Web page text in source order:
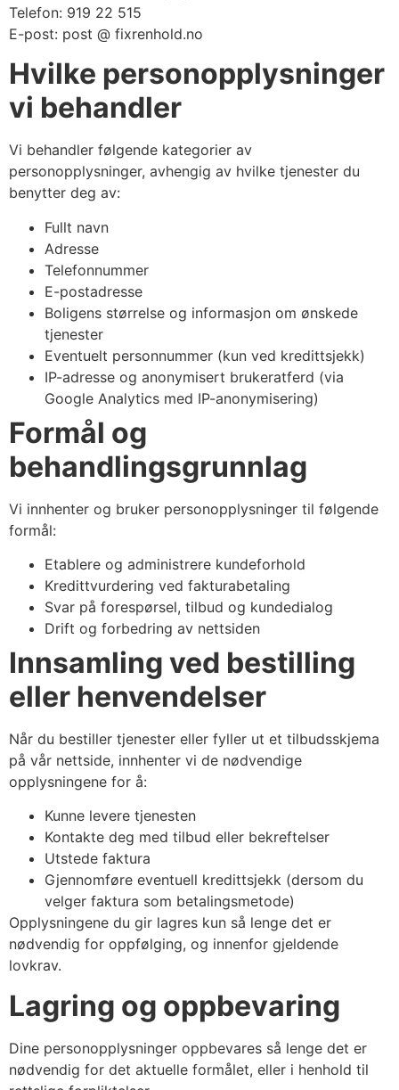
Telefon: 919 22 515
E-post: post @ fixrenhold.no
Hvilke personopplysninger
vi behandler
Vi behandler følgende kategorier av
personopplysninger, avhengig av hvilke tjenester du
benytter deg av:
Fullt navn
Adresse
Telefonnummer
E-postadresse
Boligens størrelse og informasjon om ønskede
tjenester
Eventuelt personnummer (kun ved kredittsjekk)
IP-adresse og anonymisert brukeratferd (via
Google Analytics med IP-anonymisering)
Formål og
behandlingsgrunnlag
Vi innhenter og bruker personopplysninger til følgende
formål:
Etablere og administrere kundeforhold
Kredittvurdering ved fakturabetaling
Svar på forespørsel, tilbud og kundedialog
Drift og forbedring av nettsiden
Innsamling ved bestilling
eller henvendelser
Når du bestiller tjenester eller fyller ut et tilbudsskjema
på vår nettside, innhenter vi de nødvendige
opplysningene for å:
Kunne levere tjenesten
Kontakte deg med tilbud eller bekreftelser
Utstede faktura
Gjennomføre eventuell kredittsjekk (dersom du
velger faktura som betalingsmetode)
Opplysningene du gir lagres kun så lenge det er
nødvendig for oppfølging, og innenfor gjeldende
lovkrav.
Lagring og oppbevaring
Dine personopplysninger oppbevares så lenge det er
nødvendig for det aktuelle formålet, eller i henhold til